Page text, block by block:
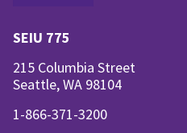
SEIU 775
215 Columbia Street
Seattle, WA 98104
1-866-371-3200